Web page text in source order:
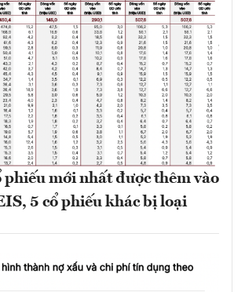
phiếu mới nhất được thêm vào
5 cổ phiếu khác bị loại